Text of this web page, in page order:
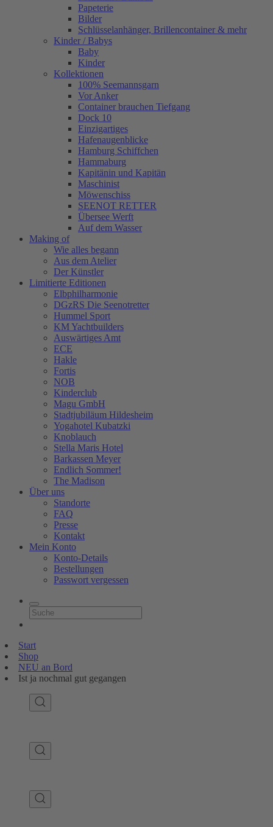
Papeterie
Bilder
Schlüsselanhänger, Brillencontainer & mehr
Kinder / Babys
Baby
Kinder
Kollektionen
100% Seemannsgarn
Vor Anker
Container brauchen Tiefgang
Dock 10
Einzigartiges
Hafenaugen­blicke
Hamburg Schiffchen
Hammaburg
Kapitänin und Kapitän
Maschinist
Möwenschiss
SEENOT RETTER
Übersee Werft
Auf dem Wasser
Making of
Wie alles begann
Aus dem Atelier
Der Künstler
Limitierte Editionen
Elbphilharmonie
DGzRS Die Seenotretter
Hummel Sport
KM Yachtbuilders
Auswärtiges Amt
ECE
Hakle
Fortis
NOB
Kinderclub
Magu GmbH
Stadtjubiläum Hildesheim
Yogahotel Kubatzki
Knoblauch
Stella Maris Hotel
Barkassen Meyer
Endlich Sommer!
The Madison
Über uns
Standorte
FAQ
Presse
Kontakt
Mein Konto
Konto-Details
Bestellungen
Passwort vergessen
Start
Shop
NEU an Bord
Ist ja nochmal gut gegangen